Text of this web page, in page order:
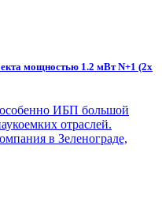
мощностью 1.2 мВт N+1 (2х
ИБП большой
отраслей.
в Зеленограде,